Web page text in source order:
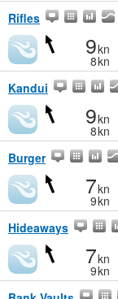
Rifles
9kn
8kn
Kandui
9kn
8kn
Burger
7kn
9kn
Hideaways
7kn
9kn